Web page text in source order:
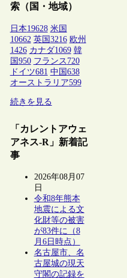
索（国・地域）
日本19628 米国
10662 英国 3216 欧州
1426 カナダ1069 韓
国 950 フランス 720
ドイツ681 中国 638
オーストラリア599
続きを見る
「カレントアウェ
アネス-R」新着記
事
2026年08月07
日
令和8年熊本
地震による文
化財等の被害
が83件に（8
月6日時点）
名古屋市、名
古屋城の現天
守閣の記録を